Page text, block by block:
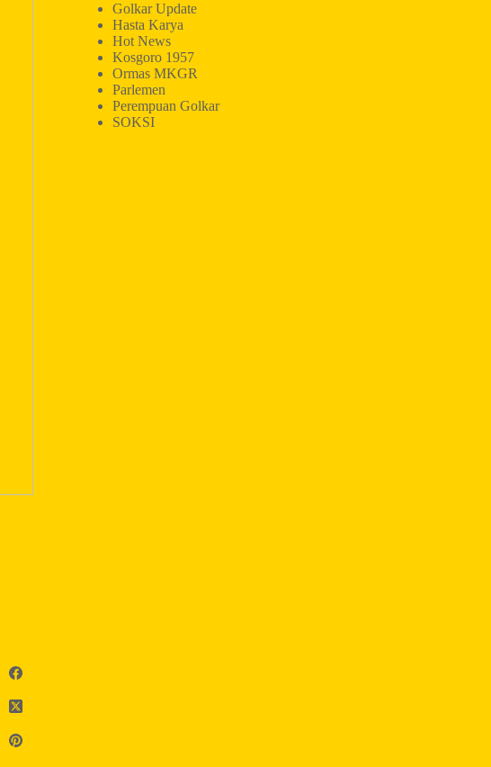
Golkar Update
Hasta Karya
Hot News
Kosgoro 1957
Ormas MKGR
Parlemen
Perempuan Golkar
SOKSI